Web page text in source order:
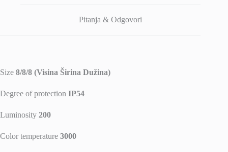
Pitanja & Odgovori
Size 8/8/8 (Visina Širina Dužina)
Degree of protection IP54
Luminosity 200
Color temperature 3000